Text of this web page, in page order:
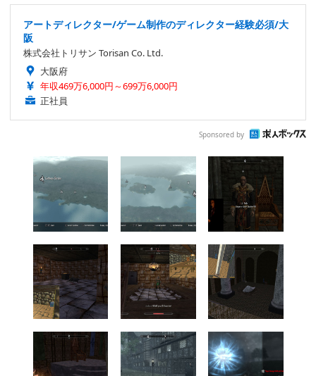
アートディレクター/ゲーム制作のディレクター経験必須/大
阪
株式会社トリサン Torisan Co. Ltd.
大阪府
年収469万6,000円～699万6,000円
正社員
Sponsored by